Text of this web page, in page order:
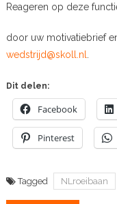
Reageren op deze
door uw motivatiebrief
wedstrijd@skoll.nl
Dit delen:
Facebook
Pinterest
Tagged NLroeibaan